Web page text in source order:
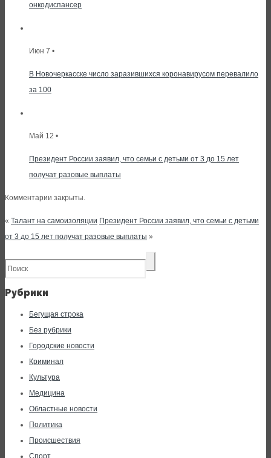
онкодиспансер
Июн 7 •
В Новочеркасске число заразившихся коронавирусом перевалило
за 100
Май 12 •
Президент России заявил, что семьи с детьми от 3 до 15 лет
получат разовые выплаты
Комментарии закрыты.
« Талант на самоизоляции Президент России заявил, что семьи с детьми
от 3 до 15 лет получат разовые выплаты »
Рубрики
Бегущая строка
Без рубрики
Городские новости
Криминал
Культура
Медицина
Областные новости
Политика
Происшествия
Спорт